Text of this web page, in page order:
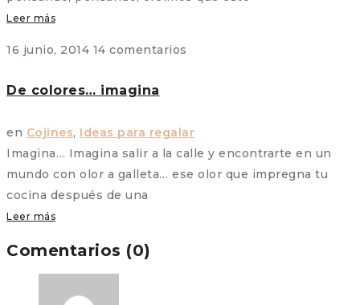
Leer más
16 junio, 2014 14 comentarios
De colores… imagina
en Cojines, Ideas para regalar
Imagina… Imagina salir a la calle y encontrarte en un
mundo con olor a galleta… ese olor que impregna tu
cocina después de una
Leer más
Comentarios (0)